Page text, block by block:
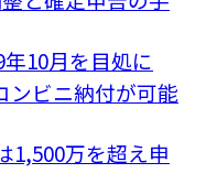
10月を目処に
ンビニ納付が可能
1,500万を超え申